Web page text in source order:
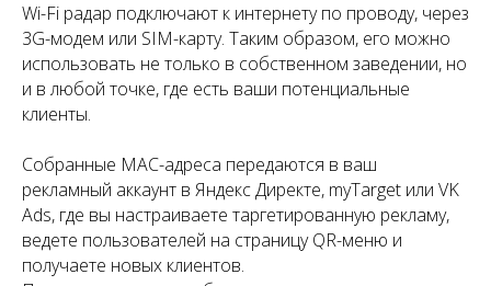
Wi-Fi радар подключают к интернету по проводу, через
3G-модем или SIM-карту. Таким образом, его можно
использовать не только в собственном заведении, но
и в любой точке, где есть ваши потенциальные
клиенты.
Собранные MAC-адреса передаются в ваш
рекламный аккаунт в Яндекс Директе, myTarget или VK
Ads, где вы настраиваете таргетированную рекламу,
ведете пользователей на страницу QR-меню и
получаете новых клиентов.